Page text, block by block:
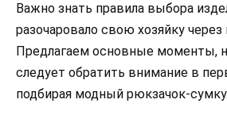
Важно знать правила выбора
разочаровало свою хозяйку
Предлагаем основные моменты,
следует обратить внимание в
подбирая модный рюкзачок-сумку.